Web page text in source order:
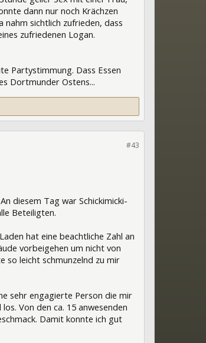
dann nur noch Krächzen
nahm sichtlich zufrieden, dass
zufriedenen Logan.
Partystimmung. Dass Essen
Dortmunder Ostens...
#43
diesem Tag war Schickimicki-
Beteiligten.
hat eine beachtliche Zahl an
vorbeigehen um nicht von
so leicht schmunzelnd zu mir
sehr engagierte Person die mir
Von den ca. 15 anwesenden
Damit konnte ich gut